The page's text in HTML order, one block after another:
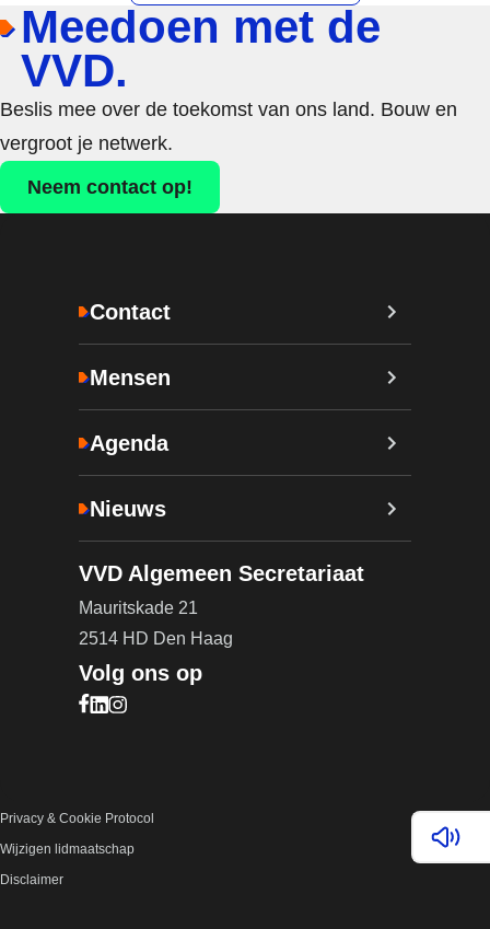
Lees
Meedoen met de
VVD.
Beslis mee over de toekomst van ons land. Bouw en
vergroot je netwerk.
Neem contact op!
Contact
Mensen
Agenda
Nieuws
VVD Algemeen Secretariaat
Mauritskade 21
2514 HD Den Haag
Volg ons op
Bezoek onze Facebook pagina (opent in nieuw
Bezoek onze LinkedIn pagina (opent in nieuw
Bezoek onze Instagram pagina (opent in
Privacy & Cookie Protocol
Wijzigen lidmaatschap
Disclaimer